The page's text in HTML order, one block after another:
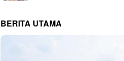
BERITA UTAMA